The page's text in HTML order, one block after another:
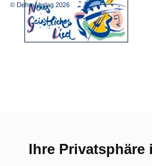
Ihre
© Dehm Verlag 2026